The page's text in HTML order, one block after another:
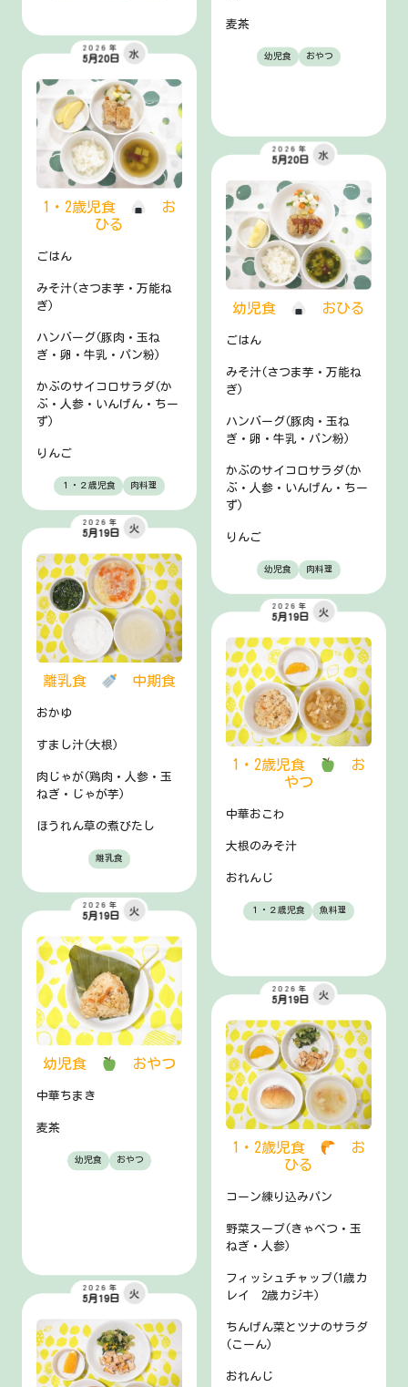
麦茶
幼児食 おやつ
1・2歳児食
お
ひる
2026年
5月20日
水
ごはん
みそ汁(さつま芋・万能ね
ぎ)
ハンバーグ(豚肉・玉ね
ぎ・卵・牛乳・パン粉)
かぶのサイコロサラダ(か
ぶ・人参・いんげん・ちー
ず)
りんご
１・２歳児食 肉料理
幼児食 おひる
2026年
5月20日
水
ごはん
みそ汁(さつま芋・万能ね
ぎ)
ハンバーグ(豚肉・玉ね
ぎ・卵・牛乳・パン粉)
かぶのサイコロサラダ(か
ぶ・人参・いんげん・ちー
ず)
りんご
幼児食 肉料理
離乳食 中期食
2026年
5月19日
火
おかゆ
すまし汁(大根)
肉じゃが(鶏肉・人参・玉
ねぎ・じゃが芋)
ほうれん草の煮びたし
離乳食
1・2歳児食
お
やつ
2026年
5月19日
火
中華おこわ
大根のみそ汁
おれんじ
１・２歳児食 魚料理
幼児食 おやつ
2026年
5月19日
火
中華ちまき
麦茶
幼児食 おやつ
1・2歳児食
お
ひる
2026年
5月19日
火
コーン練り込みパン
野菜スープ(きゃべつ・玉
ねぎ・人参)
フィッシュチャップ(1歳カ
レイ 2歳カジキ)
ちんげん菜とツナのサラダ
(こーん)
おれんじ
2026年
5月19日
火